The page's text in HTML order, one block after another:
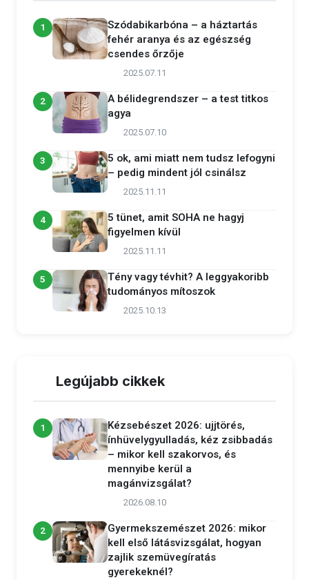
1
Szódabikarbóna – a háztartás
fehér aranya és az egészség
csendes őrzője
2025.07.11
2
A bélidegrendszer – a test titkos
agya
2025.07.10
3
5 ok, ami miatt nem tudsz lefogyni
– pedig mindent jól csinálsz
2025.11.11
4
5 tünet, amit SOHA ne hagyj
figyelmen kívül
2025.11.11
5
Tény vagy tévhit? A leggyakoribb
tudományos mítoszok
2025.10.13
Legújabb cikkek
1
Kézsebészet 2026: ujjtörés,
ínhüvelygyulladás, kéz zsibbadás
– mikor kell szakorvos, és
mennyibe kerül a
magánvizsgálat?
2026.08.10
2
Gyermekszemészet 2026: mikor
kell első látásvizsgálat, hogyan
zajlik szemüvegíratás
gyerekeknél?